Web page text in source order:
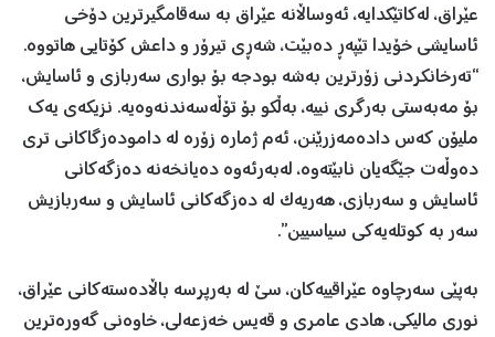
عێراق، لەکاتێکدایە، ئەوساڵانە عێراق بە سەقامگیرترین دۆخی
ئاسایشی خۆیدا تێپەڕ دەبێت، شەڕی تیرۆر و داعش کۆتایی هاتووە.
“تەرخانکردنی زۆرترین بەشە بودجە بۆ بواری سەربازی و ئاسایش،
بۆ مەبەستی بەرگری نییە، بەڵكو بۆ تۆڵەسەندنەوەیە. نزیكەی یەك
ملیۆن كەس دادەمەزرێنن، ئەم ژمارە زۆرە لە دامودەزگاكانی تری
دەوڵەت جێگەیان نابێتەوە، لەبەرئەوە دەیانخەنە دەزگەکانی
ئاسایش و سەربازی، هەریەک لە دەزگەکانی ئاسایش و سەربازیش
سەر بە كوتلەیەكی سیاسیین”.
بەپێی سەرچاوە عێراقییەکان، سێ لە بەرپرسە باڵادەستەكانی عێراق،
نوری مالیكی، هادی عامری و قەیس خەزعەلی، خاوەنی گەورەترین